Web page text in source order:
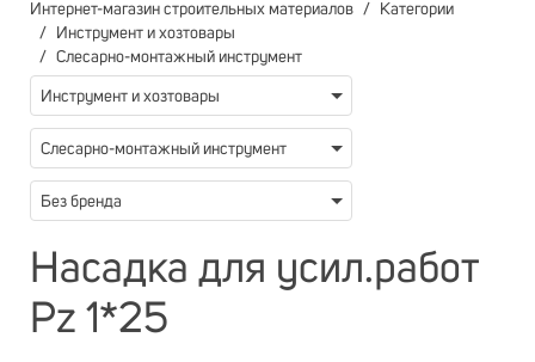
Интернет-магазин строительных материалов
Категории
Инструмент и хозтовары
Слесарно-монтажный инструмент
Инструмент и хозтовары
Слесарно-монтажный инструмент
Без бренда
Насадка для усил.работ
Pz 1*25